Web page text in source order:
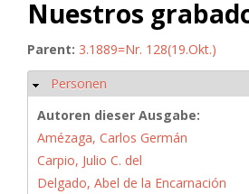
Nuestros
Parent: 3.1889=Nr. 128(19.Okt.)
Hide
Personen
Autoren dieser Ausgabe:
Amézaga, Carlos Germán
Carpio, Julio C. del
Delgado, Abel de la Encarnación